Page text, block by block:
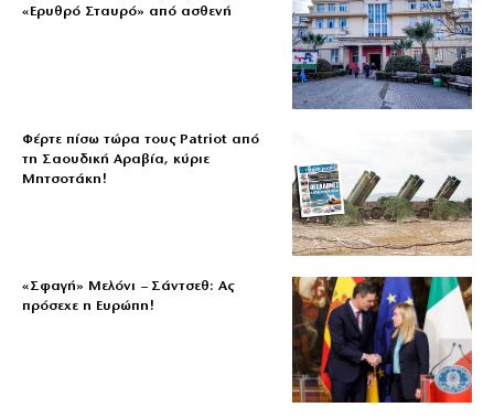
«Ερυθρό Σταυρό» από ασθενή
Φέρτε πίσω τώρα τους Patriot από
τη Σαουδική Αραβία, κύριε
Μητσοτάκη!
«Σφαγή» Μελόνι – Σάντσεθ: Ας
πρόσεχε η Ευρώπη!